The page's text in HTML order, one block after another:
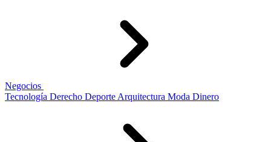
Negocios
Tecnología Derecho Deporte Arquitectura Moda Dinero